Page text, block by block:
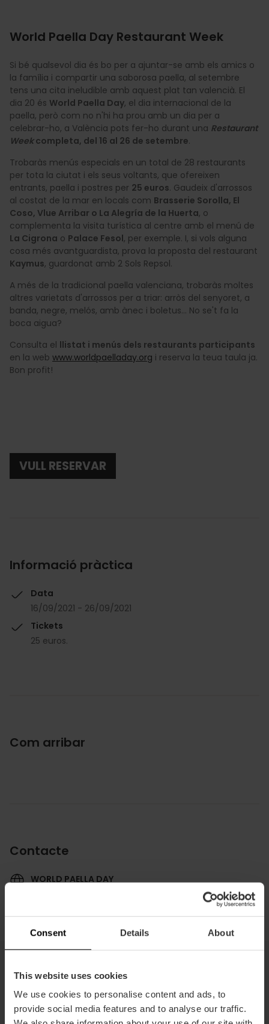
Consent Details About
This website uses cookies
We use cookies to personalise content and ads, to
provide social media features and to analyse our traffic.
World Paella Day Restaurant Week
Si bé qualsevol dia és bo per a ajuntar-se amb els amics o
la família i compartir una saborosa paella, al setembre
tens una cita ineludible amb aquest plat tan valencià. El
dia 20 és World Paella Day, el dia internacional de la
paella, però com no n'hi ha prou amb un dia per a
celebrar-ho, a València pots fer-ho durant una Restaurant
Weekcompleta, del 16 al 26 de setembre.
Trobaràs menús especials en un total de 28 restaurants
per tota la ciutat i els seus voltants, que ofereixen
entrants, paella i postres per 25 euros. Gaudeix d'arrossos
al costat de la mar en locals com Brasserie Sorolla, El
Coso, Vlue Arribar o La Alegría de la Huerta, o
complementa la visita turística al centre amb el menú de
La Cigrona o Palace Fesol, per exemple. I, si vols alguna
cosa més avantguardista, prova la proposta del restaurant
Kaymus, guardonat amb 2 Sols Repsol.
A més de la tradicional paella valenciana, trobaràs moltes
altres varietats d'arrossos per a triar: arròs del senyoret, a
banda, negre, melós, amb ànec i boletus... No se't fa la
boca aigua?
Consulta el llistat i menús dels restaurants participants
en la web www.worldpaelladay.org i reserva la teua taula ja.
Bon profit!
VULL RESERVAR
Informació pràctica
Data
16/09/2021 - 26/09/2021
Tickets
25 euros.
Com arribar
Contacte
WORLD PAELLA DAY
També et pot interessar